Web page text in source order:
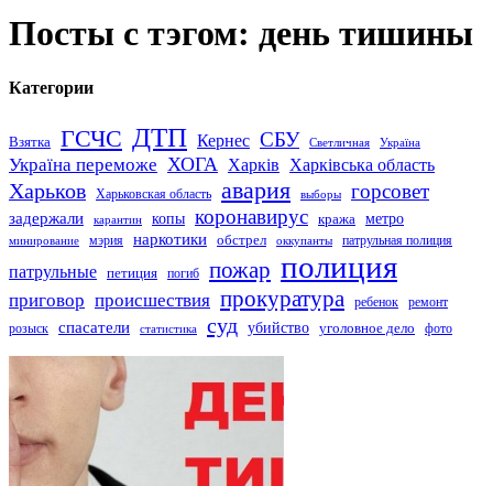
Посты с тэгом: день тишины
Категории
Взятка ГСЧС ДТП Кернес СБУ Светличная Україна
Україна переможе ХОГА Харків Харківська область
Харьков Харьковская область авария выборы горсовет
задержали карантин копы коронавирус кража метро
минирование мэрия наркотики обстрел оккупанты патрульная полиция
патрульные петиция погиб пожар полиция
приговор происшествия прокуратура ребенок
ремонт
розыск
спасатели статистика суд убийство уголовное дело фото